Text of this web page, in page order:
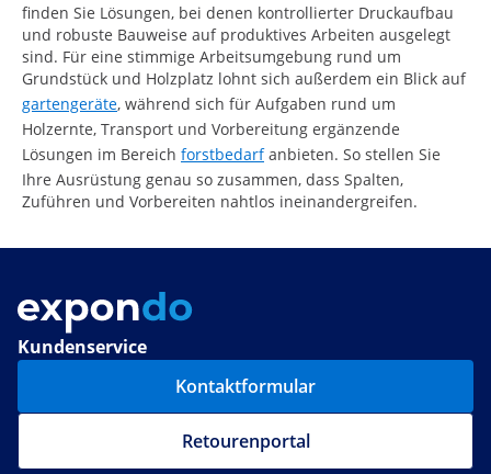
finden Sie Lösungen, bei denen kontrollierter Druckaufbau
und robuste Bauweise auf produktives Arbeiten ausgelegt
sind. Für eine stimmige Arbeitsumgebung rund um
Grundstück und Holzplatz lohnt sich außerdem ein Blick auf
gartengeräte, während sich für Aufgaben rund um
Holzernte, Transport und Vorbereitung ergänzende
Lösungen im Bereich forstbedarfanbieten. So stellen Sie
Ihre Ausrüstung genau so zusammen, dass Spalten,
Zuführen und Vorbereiten nahtlos ineinandergreifen.
Kundenservice
Kontaktformular
Retourenportal